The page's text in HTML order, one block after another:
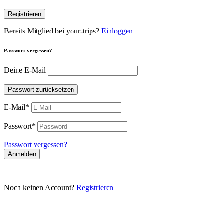
Registrieren
Bereits Mitglied bei your-trips? Einloggen
Passwort vergessen?
Deine E-Mail
Passwort zurücksetzen
E-Mail*
Passwort*
Passwort vergessen?
Anmelden
Noch keinen Account? Registrieren